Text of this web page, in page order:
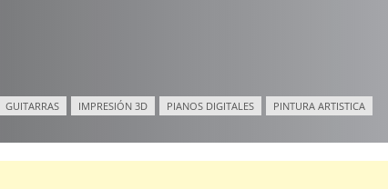
GUITARRAS IMPRESIÓN 3D PIANOS DIGITALES PINTURA ARTISTICA